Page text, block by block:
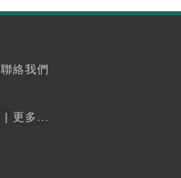
聯絡我們
| 更多...